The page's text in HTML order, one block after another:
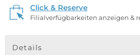
Click & Reserve
Filialverfügbarkeiten anzeigen &
Details